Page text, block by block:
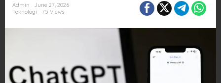
Admin
June 27, 2026
Teknologi
75 Views